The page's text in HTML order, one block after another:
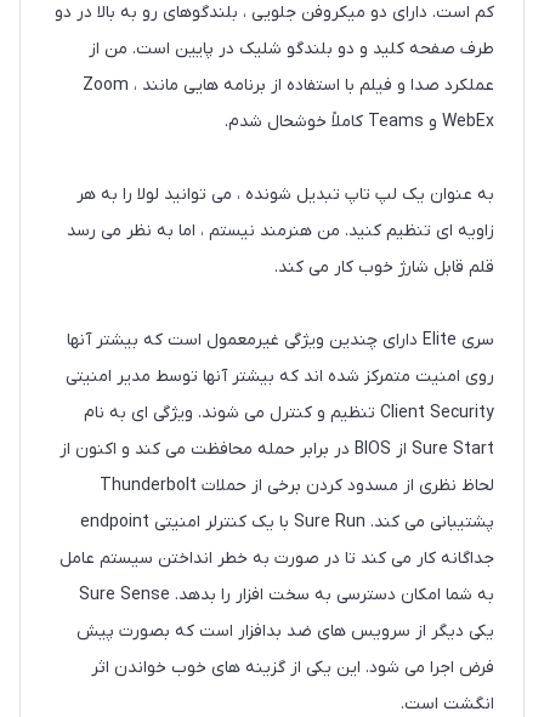
کم است. دارای دو میکروفن جلویی ، بلندگوهای رو به بالا در دو
طرف صفحه کلید و دو بلندگو شلیک در پایین است. من از
عملکرد صدا و فیلم با استفاده از برنامه هایی مانند Zoom ،
WebEx و Teams کاملاً خوشحال شدم.
به عنوان یک لپ تاپ تبدیل شونده ، می توانید لولا را به هر
زاویه ای تنظیم کنید. من هنرمند نیستم ، اما به نظر می رسد
قلم قابل شارژ خوب کار می کند.
سری Elite دارای چندین ویژگی غیرمعمول است که بیشتر آنها
روی امنیت متمرکز شده اند که بیشتر آنها توسط مدیر امنیتی
Client Security تنظیم و کنترل می شوند. ویژگی ای به نام
Sure Start از BIOS در برابر حمله محافظت می کند و اکنون از
لحاظ نظری از مسدود کردن برخی از حملات Thunderbolt
پشتیبانی می کند. Sure Run با یک کنترلر امنیتی endpoint
جداگانه کار می کند تا در صورت به خطر انداختن سیستم عامل
به شما امکان دسترسی به سخت افزار را بدهد. Sure Sense
یکی دیگر از سرویس های ضد بدافزار است که بصورت پیش
فرض اجرا می شود. این یکی از گزینه های خوب خواندن اثر
انگشت است.